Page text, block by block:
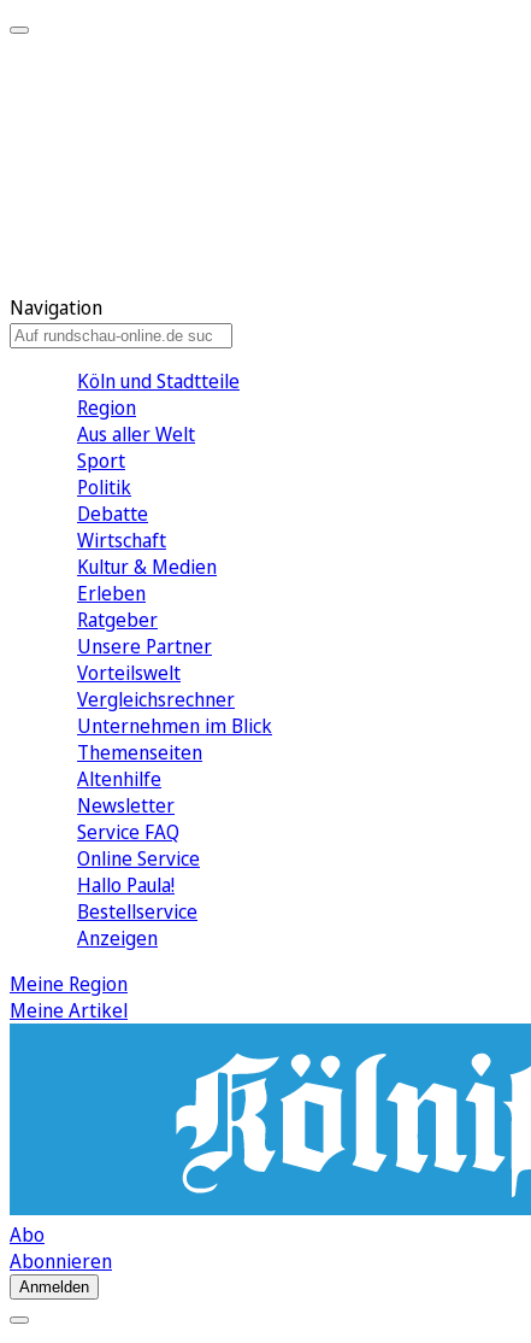
Navigation
Köln und Stadtteile
Region
Aus aller Welt
Sport
Politik
Debatte
Wirtschaft
Kultur & Medien
Erleben
Ratgeber
Unsere Partner
Vorteilswelt
Vergleichsrechner
Unternehmen im Blick
Themenseiten
Altenhilfe
Newsletter
Service FAQ
Online Service
Hallo Paula!
Bestellservice
Anzeigen
Meine Region
Meine Artikel
Abo
Abonnieren
Anmelden